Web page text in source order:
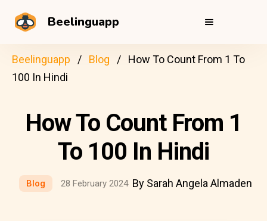
Beelinguapp
Beelinguapp Blog
How To Count From 1 To
100 In Hindi
How To Count From 1
To 100 In Hindi
Blog 28 February 2024 By Sarah Angela Almaden